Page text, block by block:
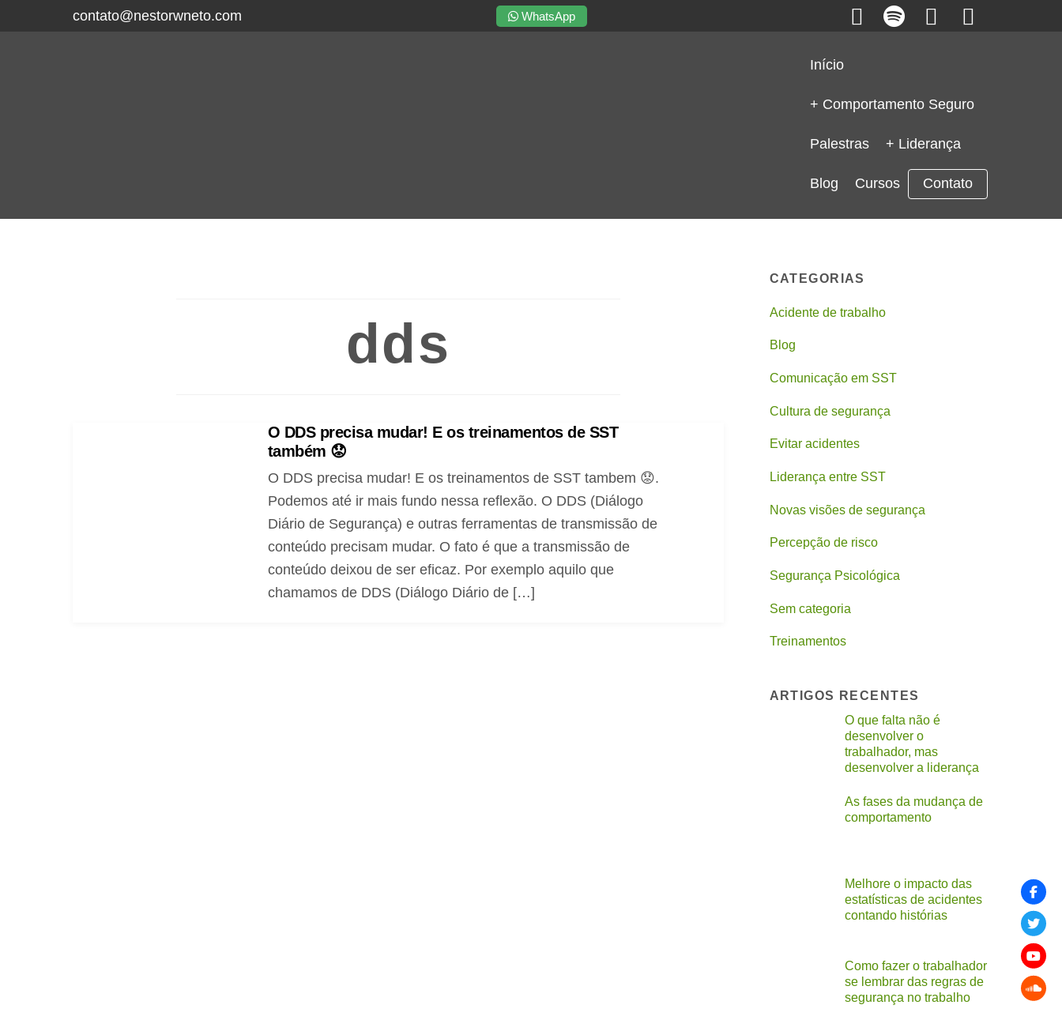
contato@nestorwneto.com WhatsApp
Início
+ Comportamento Seguro
Palestras + Liderança
Blog Cursos Contato
dds
O DDS precisa mudar! E os treinamentos de SST
também 😟
O DDS precisa mudar! E os treinamentos de SST tambem 😟.
Podemos até ir mais fundo nessa reflexão. O DDS (Diálogo
Diário de Segurança) e outras ferramentas de transmissão de
conteúdo precisam mudar. O fato é que a transmissão de
conteúdo deixou de ser eficaz. Por exemplo aquilo que
chamamos de DDS (Diálogo Diário de […]
CATEGORIAS
Acidente de trabalho
Blog
Comunicação em SST
Cultura de segurança
Evitar acidentes
Liderança entre SST
Novas visões de segurança
Percepção de risco
Segurança Psicológica
Sem categoria
Treinamentos
ARTIGOS RECENTES
O que falta não é
desenvolver o
trabalhador, mas
desenvolver a liderança
As fases da mudança de
comportamento
Melhore o impacto das
estatísticas de acidentes
contando histórias
Como fazer o trabalhador
se lembrar das regras de
segurança no trabalho